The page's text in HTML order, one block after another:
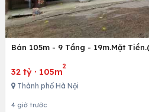
Bán 105m - 9 Tầng - 19m.Mặt
32 tỷ · 105m
2
Thành phố Hà Nội
4 giờ trước